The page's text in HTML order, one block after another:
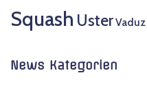
Squash UsterVaduz
News Kategorien